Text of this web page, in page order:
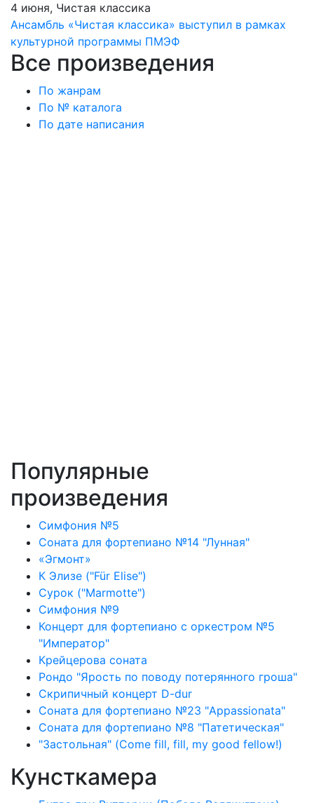
4 июня, Чистая классика
Ансамбль «Чистая классика» выступил в рамках
культурной программы ПМЭФ
Все произведения
По жанрам
По № каталога
По дате написания
Популярные
произведения
Симфония №5
Соната для фортепиано №14 "Лунная"
«Эгмонт»
К Элизе ("Für Elise")
Сурок ("Marmotte")
Симфония №9
Концерт для фортепиано с оркестром №5
"Император"
Крейцерова соната
Рондо "Ярость по поводу потерянного гроша"
Скрипичный концерт D-dur
Соната для фортепиано №23 "Appassionata"
Соната для фортепиано №8 "Патетическая"
"Застольная" (Come fill, fill, my good fellow!)
Кунсткамера